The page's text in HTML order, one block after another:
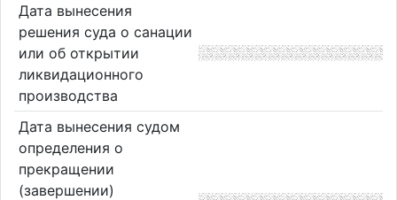
Дата вынесения
решения суда о санации
или об открытии
ликвидационного
производства
Дата вынесения судом
определения о
прекращении
(завершении)